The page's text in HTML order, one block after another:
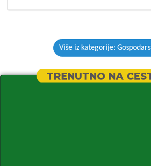
Više iz kategorije:
TRENUTNO NA